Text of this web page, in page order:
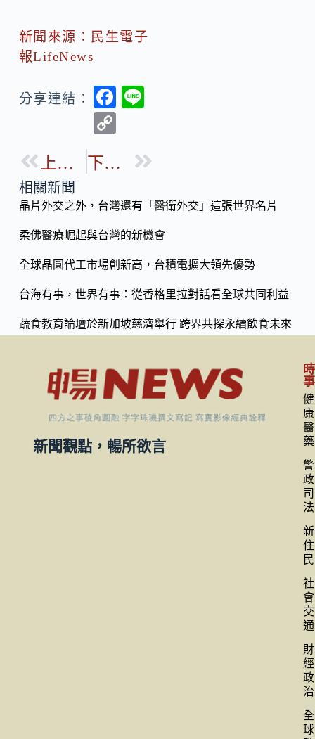
新聞來源：民生電子
報LifeNews
分享連結：
F
b
o
k
p
Li
n
k
上一篇 下一篇
相關新聞
晶片外交之外，台灣還有「醫衛外交」這張世界名片
柔佛醫療崛起與台灣的新機會
全球晶圓代工市場創新高，台積電擴大領先優勢
台海有事，世界有事：從香格里拉對話看全球共同利益
蔬食教育論壇於新加坡慈濟舉行 跨界共探永續飲食未來
新聞觀點，暢所欲言
時
事
健
康
醫
藥
警
政
司
法
新
住
民
社
會
交
通
財
經
政
治
全
球